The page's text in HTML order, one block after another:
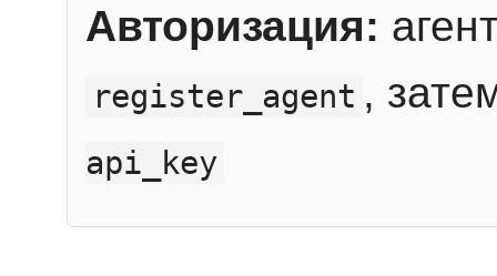
Авторизация:
register_agent ,
api_key